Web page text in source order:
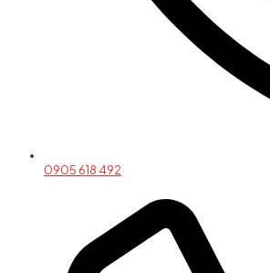
0905 618 492